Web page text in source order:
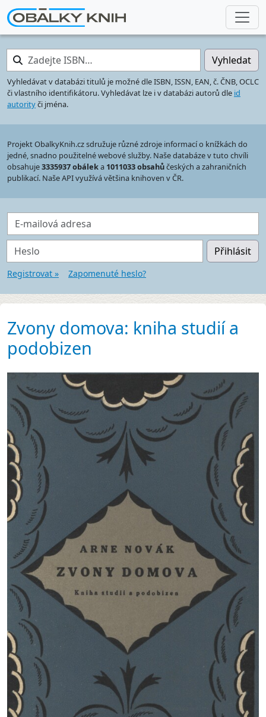
Zadejte ISBN… Vyhledat
Vyhledávat v databázi titulů je možné dle ISBN, ISSN, EAN, č. ČNB, OCLC
či vlastního identifikátoru. Vyhledávat lze i v databázi autorů dle id
autorityči jména.
Projekt ObalkyKnih.cz sdružuje různé zdroje informací o knížkách do
jedné, snadno použitelné webové služby. Naše databáze v tuto chvíli
obsahuje3335937 obáleka 1011033 obsahůčeských a zahraničních
publikací. Naše API využívá většina knihoven v ČR.
E-mailová adresa
Heslo Přihlásit
Registrovat » Zapomenuté heslo?
Zvony domova: kniha studií a
podobizen